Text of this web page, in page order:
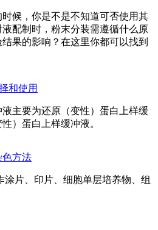
候，你是不是不知道可否使用其
配制时，粉末分装需遵循什么原
果的影响？在这里你都可以找到
和使用
主要为还原（变性）蛋白上样缓
）蛋白上样缓冲液。
色方法
涂片、印片、细胞单层培养物、组